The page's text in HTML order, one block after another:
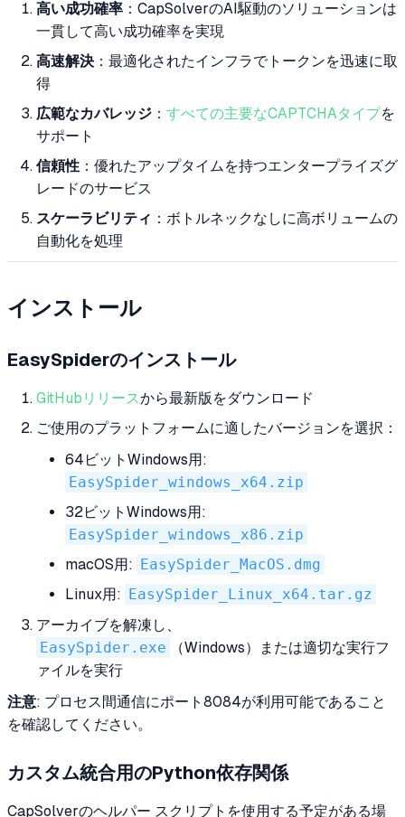
高い成功確率 ：CapSolverのAI駆動のソリューションは
一貫して高い成功確率を実現
高速解決 ：最適化されたインフラでトークンを迅速に取
得
広範なカバレッジ ： すべての主要なCAPTCHAタイプを
サポート
信頼性 ：優れたアップタイムを持つエンタープライズグ
レードのサービス
スケーラビリティ ：ボトルネックなしに高ボリュームの
自動化を処理
インストール
EasySpiderのインストール
GitHubリリースから最新版をダウンロード
ご使用のプラットフォームに適したバージョンを選択：
64ビットWindows用:
EasySpider_windows_x64.zip
32ビットWindows用:
EasySpider_windows_x86.zip
macOS用: EasySpider_MacOS.dmg
Linux用: EasySpider_Linux_x64.tar.gz
アーカイブを解凍し、
EasySpider.exe
（Windows）または適切な実行フ
ァイルを実行
注意: プロセス間通信にポート8084が利用可能であること
を確認してください。
カスタム統合用のPython依存関係
CapSolverのヘルパー スクリプトを使用する予定がある場